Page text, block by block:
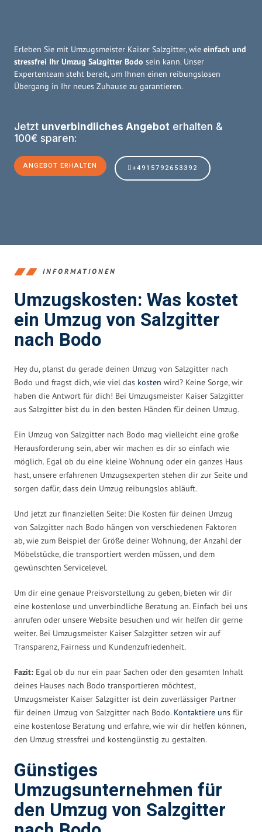
Erleben Sie mit Umzugsmeister Kaiser Salzgitter, wie einfach und
stressfrei Ihr Umzug Salzgitter Bodo sein kann. Unser
Expertenteam steht bereit, um Ihnen einen reibungslosen
Übergang in Ihr neues Zuhause zu garantieren.
Jetzt unverbindliches Angebot erhalten &
100€ sparen:
ANGEBOT ERHALTEN +4915792653392
INFORMATIONEN
Umzugskosten: Was kostet
ein Umzug von Salzgitter
nach Bodo
Hey du, planst du gerade deinen Umzug von Salzgitter nach
Bodo und fragst dich, wie viel das kosten wird? Keine Sorge, wir
haben die Antwort für dich! Bei Umzugsmeister Kaiser Salzgitter
aus Salzgitter bist du in den besten Händen für deinen Umzug.
Ein Umzug von Salzgitter nach Bodo mag vielleicht eine große
Herausforderung sein, aber wir machen es dir so einfach wie
möglich. Egal ob du eine kleine Wohnung oder ein ganzes Haus
hast, unsere erfahrenen Umzugsexperten stehen dir zur Seite und
sorgen dafür, dass dein Umzug reibungslos abläuft.
Und jetzt zur finanziellen Seite: Die Kosten für deinen Umzug
von Salzgitter nach Bodo hängen von verschiedenen Faktoren
ab, wie zum Beispiel der Größe deiner Wohnung, der Anzahl der
Möbelstücke, die transportiert werden müssen, und dem
gewünschten Servicelevel.
Um dir eine genaue Preisvorstellung zu geben, bieten wir dir
eine kostenlose und unverbindliche Beratung an. Einfach bei uns
anrufen oder unsere Website besuchen und wir helfen dir gerne
weiter. Bei Umzugsmeister Kaiser Salzgitter setzen wir auf
Transparenz, Fairness und Kundenzufriedenheit.
Fazit: Egal ob du nur ein paar Sachen oder den gesamten Inhalt
deines Hauses nach Bodo transportieren möchtest,
Umzugsmeister Kaiser Salzgitter ist dein zuverlässiger Partner
für deinen Umzug von Salzgitter nach Bodo. Kontaktiere uns für
eine kostenlose Beratung und erfahre, wie wir dir helfen können,
den Umzug stressfrei und kostengünstig zu gestalten.
Günstiges
Umzugsunternehmen für
den Umzug von Salzgitter